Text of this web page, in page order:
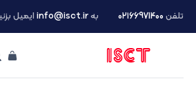
تلفن ۰۲۱66971400 بهinfo@isct.irایمیل